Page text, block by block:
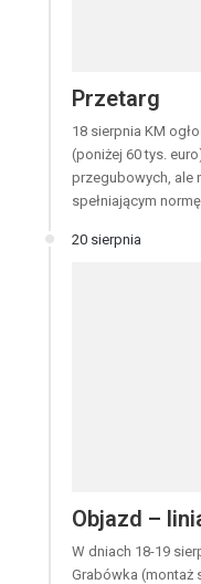
Przetarg
18 sierpnia KM
(poniżej 60 tys.
przegubowych, ale
spełniającym
20 sierpnia
Objazd –
W dniach 18-19
Grabówka (montaż